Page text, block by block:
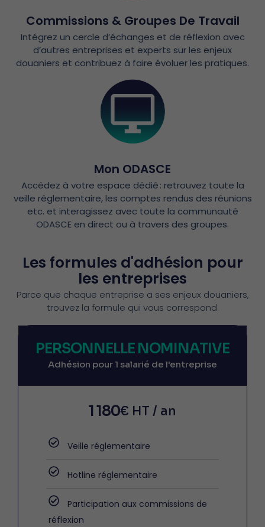
Commissions & Groupes De Travail
Intégrez un cercle d’échanges et de réflexion avec
d’autres entreprises et experts sur les enjeux
douaniers et contribuez à faire évoluer les pratiques.
Mon ODASCE
Accédez à votre espace dédié : retrouvez toute la
veille réglementaire, les comptes rendus des réunions
etc. et interagissez avec toute la communauté
ODASCE en direct ou à travers des groupes.
Les formules d'adhésion pour
les entreprises
Parce que chaque entreprise a ses enjeux douaniers,
trouvez la formule qui vous correspond.
PERSONNELLE NOMINATIVE
Adhésion pour 1 salarié de l'entreprise
1 180€ HT / an
Veille réglementaire
Hotline réglementaire
Participation aux commissions de
réflexion